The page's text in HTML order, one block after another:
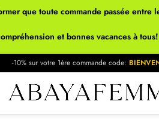
que toute commande passée entre
et bonnes vacances à tous!
-10% sur votre 1ère commande code: